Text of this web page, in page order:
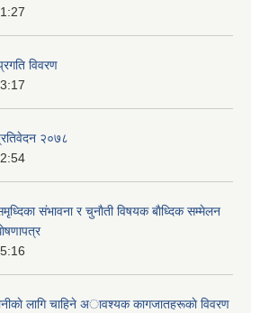
विवरण
२०७८
संभावना र चुनाैती विषयक बाैध्दिक सम्मेलन
लागि चाहिने अावश्यक कागजातहरूकाे विवरण